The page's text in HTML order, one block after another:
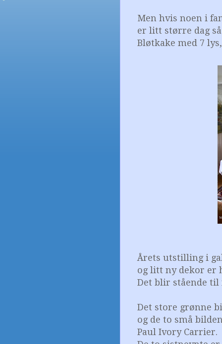
Men hvis noen i
er litt større dag
Bløtkake med 7
Årets utstilling i
og litt ny dekor er
Det blir stående
Det store grønne
og de to små
Paul Ivory Carrier.